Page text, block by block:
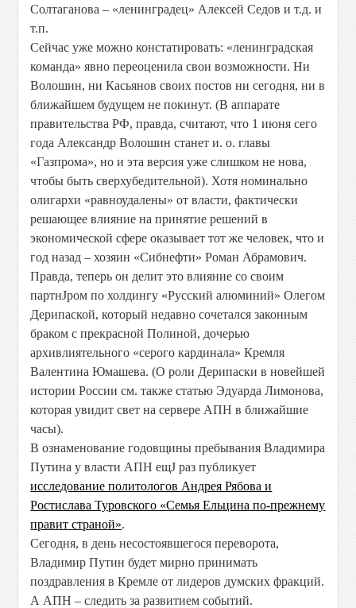
Солтаганова – «ленинградец» Алексей Седов и т.д. и
т.п.
Сейчас уже можно констатировать: «ленинградская
команда» явно переоценила свои возможности. Ни
Волошин, ни Касьянов своих постов ни сегодня, ни в
ближайшем будущем не покинут. (В аппарате
правительства РФ, правда, считают, что 1 июня сего
года Александр Волошин станет и. о. главы
«Газпрома», но и эта версия уже слишком не нова,
чтобы быть сверхубедительной). Хотя номинально
олигархи «равноудалены» от власти, фактически
решающее влияние на принятие решений в
экономической сфере оказывает тот же человек, что и
год назад – хозяин «Сибнефти» Роман Абрамович.
Правда, теперь он делит это влияние со своим
партнЈром по холдингу «Русский алюминий» Олегом
Дерипаской, который недавно сочетался законным
браком с прекрасной Полиной, дочерью
архивлиятельного «серого кардинала» Кремля
Валентина Юмашева. (О роли Дерипаски в новейшей
истории России см. также статью Эдуарда Лимонова,
которая увидит свет на сервере АПН в ближайшие
часы).
В ознаменование годовщины пребывания Владимира
Путина у власти АПН ещЈ раз публикует
исследование политологов Андрея Рябова и
Ростислава Туровского «Семья Ельцина по-прежнему
правит страной».
Сегодня, в день несостоявшегося переворота,
Владимир Путин будет мирно принимать
поздравления в Кремле от лидеров думских фракций.
А АПН – следить за развитием событий.